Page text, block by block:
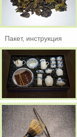
Пакет, инструкция